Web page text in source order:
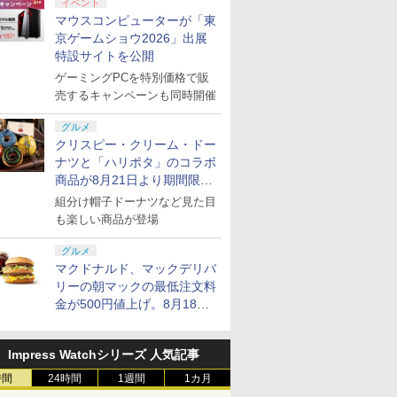
イベント
マウスコンピューターが「東
京ゲームショウ2026」出展
特設サイトを公開
ゲーミングPCを特別価格で販
売するキャンペーンも同時開催
グルメ
クリスピー・クリーム・ドー
ナツと「ハリポタ」のコラボ
商品が8月21日より期間限定
で発売
組分け帽子ドーナツなど見た目
も楽しい商品が登場
グルメ
マクドナルド、マックデリバ
リーの朝マックの最低注文料
金が500円値上げ。8月18日
Impress Watchシリーズ 人気記事
24時間 1週間 1カ月